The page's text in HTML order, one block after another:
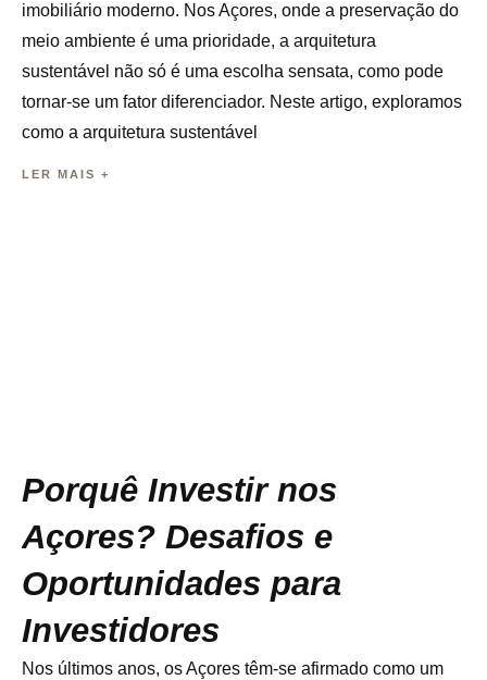
imobiliário moderno. Nos Açores, onde a preservação do
meio ambiente é uma prioridade, a arquitetura
sustentável não só é uma escolha sensata, como pode
tornar-se um fator diferenciador. Neste artigo, exploramos
como a arquitetura sustentável
LER MAIS +
Porquê Investir nos
Açores? Desafios e
Oportunidades para
Investidores
Nos últimos anos, os Açores têm-se afirmado como um